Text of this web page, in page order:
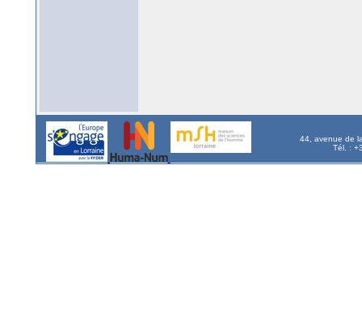
44, avenue de
Tél. :